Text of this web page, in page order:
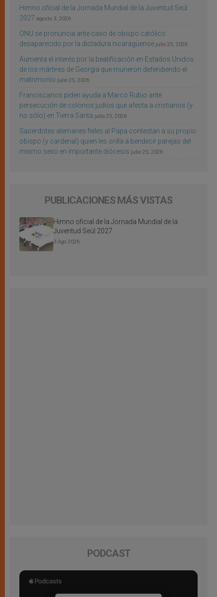
Himno oficial de la Jornada Mundial de la Juventud Seúl
2027 agosto 3, 2026
ONU se pronuncia ante caso de obispo católico
desaparecido por la dictadura nicaragüense julio 25, 2026
Aumenta el interés por la beatificación en Estados Unidos
de los mártires de Georgia que murieron defendiendo el
matrimonio julio 25, 2026
Franciscanos piden ayuda a Marco Rubio ante
persecución de colonos judíos que afecta a cristianos (y
no sólo) en Tierra Santa julio 25, 2026
Sacerdotes alemanes fieles al Papa contestan a su propio
obispo (y cardenal) quien les orilla a bendecir parejas del
mismo sexo en importante diócesis julio 25, 2026
PUBLICACIONES MÁS VISTAS
Himno oficial de la Jornada Mundial de la
Juventud Seúl 2027
3 Ago 2026
PODCAST